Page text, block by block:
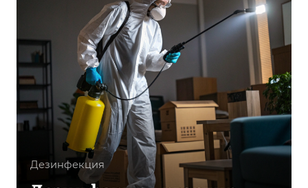
Дезинфекция